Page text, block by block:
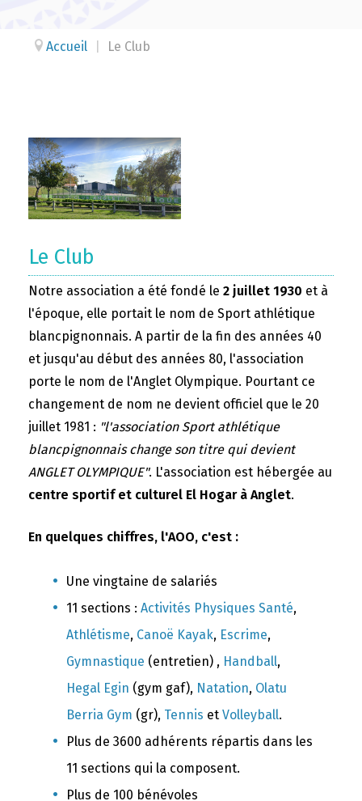
Accueil Le Club
Le Club
Notre association a été fondé le 2 juillet 1930 et à
l'époque, elle portait le nom de Sport athlétique
blancpignonnais. A partir de la fin des années 40
et jusqu'au début des années 80, l'association
porte le nom de l'Anglet Olympique. Pourtant ce
changement de nom ne devient officiel que le 20
juillet 1981 : "l'association Sport athlétique
blancpignonnais change son titre qui devient
ANGLET OLYMPIQUE". L'association est hébergée au
centre sportif et culturel El Hogar à Anglet.
En quelques chiffres, l'AOO, c'est :
Une vingtaine de salariés
11 sections : Activités Physiques Santé,
Athlétisme, Canoë Kayak, Escrime,
Gymnastique (entretien) , Handball,
Hegal Egin (gym gaf), Natation, Olatu
Berria Gym (gr), Tennis et Volleyball.
Plus de 3600 adhérents répartis dans les
11 sections qui la composent.
Plus de 100 bénévoles